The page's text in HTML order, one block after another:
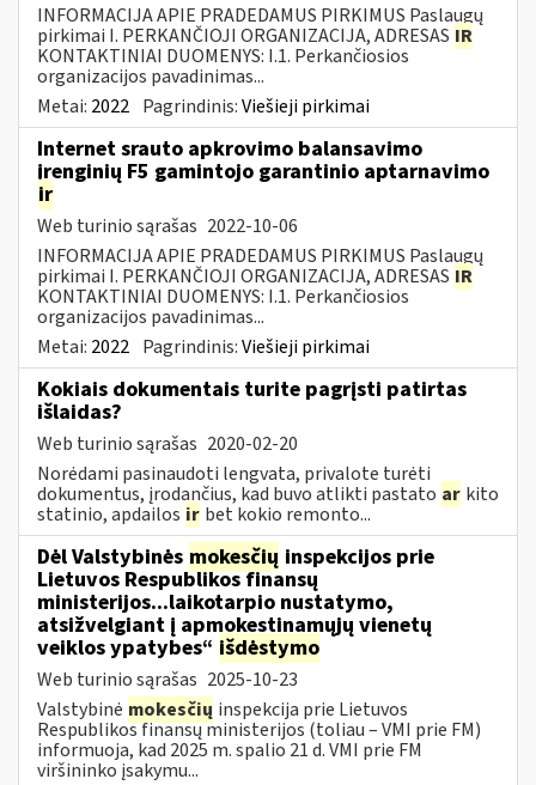
INFORMACIJA APIE PRADEDAMUS PIRKIMUS Paslaugų
pirkimai I. PERKANČIOJI ORGANIZACIJA, ADRESAS IR
KONTAKTINIAI DUOMENYS: I.1. Perkančiosios
organizacijos pavadinimas...
Metai: 2022 Pagrindinis:Viešieji pirkimai
Internet srauto apkrovimo balansavimo
įrenginių F5 gamintojo garantinio aptarnavimo
ir
Web turinio sąrašas 2022-10-06
INFORMACIJA APIE PRADEDAMUS PIRKIMUS Paslaugų
pirkimai I. PERKANČIOJI ORGANIZACIJA, ADRESAS IR
KONTAKTINIAI DUOMENYS: I.1. Perkančiosios
organizacijos pavadinimas...
Metai: 2022 Pagrindinis:Viešieji pirkimai
Kokiais dokumentais turite pagrįsti patirtas
išlaidas?
Web turinio sąrašas 2020-02-20
Norėdami pasinaudoti lengvata, privalote turėti
dokumentus, įrodančius, kad buvo atlikti pastato ar kito
statinio, apdailos ir bet kokio remonto...
Dėl Valstybinės mokesčių inspekcijos prie
Lietuvos Respublikos finansų
ministerijos...laikotarpio nustatymo,
atsižvelgiant į apmokestinamųjų vienetų
veiklos ypatybes“ išdėstymo
Web turinio sąrašas 2025-10-23
Valstybinė mokesčių inspekcija prie Lietuvos
Respublikos finansų ministerijos (toliau – VMI prie FM)
informuoja, kad 2025 m. spalio 21 d. VMI prie FM
viršininko įsakymu...